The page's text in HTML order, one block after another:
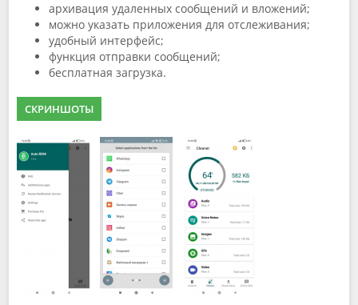
архивация удаленных сообщений и вложений;
можно указать приложения для отслеживания;
удобный интерфейс;
функция отправки сообщений;
бесплатная загрузка.
СКРИНШОТЫ